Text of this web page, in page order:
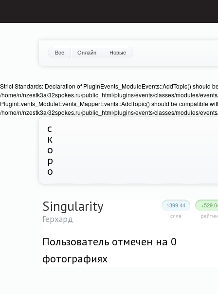
Все Онлайн Новые
Strict Standards: Declaration of PluginEvents_ModuleEvents::AddTopic() should
/home/n/nzestk3a/32spokes.ru/public_html/plugins/events/classes/modules/
PluginEvents_ModuleEvents_MapperEvents::AddTopic() should be compatible
/home/n/nzestk3a/32spokes.ru/public_html/plugins/events/classes/modules/
с
к
о
р
о
1399.44
сила
Singularity
Герхард
Пользователь отмечен на 0
фотографиях